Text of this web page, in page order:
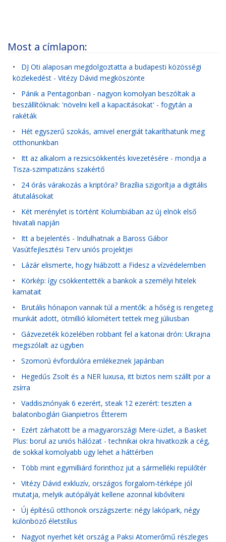
Most a címlapon:
• DJ Oti alaposan megdolgoztatta a budapesti közösségi
közlekedést - Vitézy Dávid megköszönte
• Pánik a Pentagonban - nagyon komolyan beszóltak a
beszállítóknak: 'növelni kell a kapacitásokat' - fogytán a
rakéták
• Hét egyszerű szokás, amivel energiát takaríthatunk meg
otthonunkban
• Itt az alkalom a rezsicsökkentés kivezetésére - mondja a
Tisza-szimpatizáns szakértő
• 24 órás várakozás a kriptóra? Brazília szigorítja a digitális
átutalásokat
• Két merénylet is történt Kolumbiában az új elnök első
hivatali napján
• Itt a bejelentés - Indulhatnak a Baross Gábor
Vasútfejlesztési Terv uniós projektjei
• Lázár elismerte, hogy hiábzott a Fidesz a vízvédelemben
• Körkép: így csökkentették a bankok a személyi hitelek
kamatait
• Brutális hónapon vannak túl a mentők: a hőség is rengeteg
munkát adott, ötmillió kilométert tettek meg júliusban
• Gázvezeték közelében robbant fel a katonai drón: Ukrajna
megszólalt az ügyben
• Szomorú évfordulóra emlékeznek Japánban
• Hegedűs Zsolt és a NER luxusa, itt biztos nem szállt por a
zsírra
• Vaddisznónyak 6 ezerért, steak 12 ezerért: teszten a
balatonboglári Gianpietros Étterem
• Ezért zárhatott be a magyarországi Mere-üzlet, a Basket
Plus: borul az uniós hálózat - technikai okra hivatkozik a cég,
de sokkal komolyabb ügy lehet a háttérben
• Több mint egymilliárd forinthoz jut a sármelléki repülőtér
• Vitézy Dávid exkluzív, országos forgalom-térképe jól
mutatja, melyik autópályát kellene azonnal kibővíteni
• Új építésű otthonok országszerte: négy lakópark, négy
különböző életstílus
• Nagyot nyerhet két ország a Paksi Atomerőmű részleges